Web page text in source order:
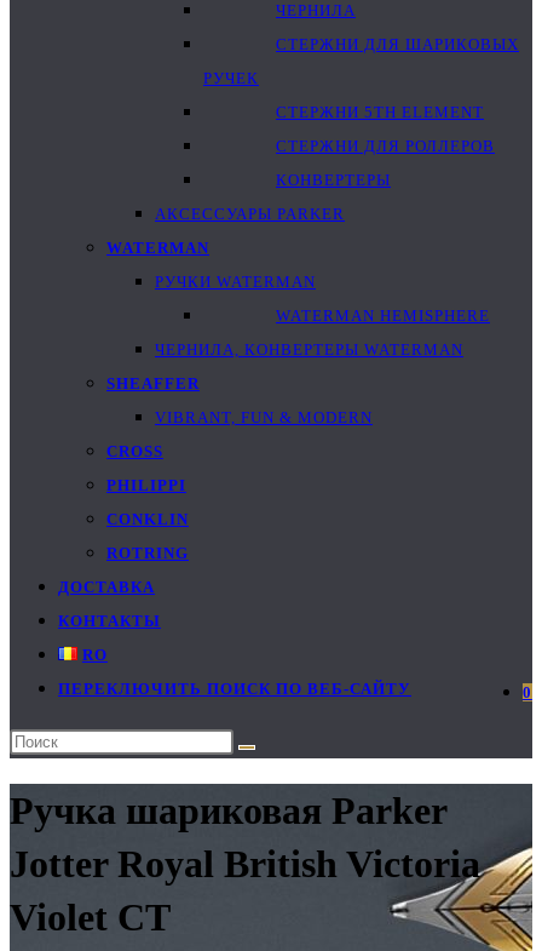
ЧЕРНИЛА
СТЕРЖНИ ДЛЯ ШАРИКОВЫХ
РУЧЕК
СТЕРЖНИ 5TH ELEMENT
СТЕРЖНИ ДЛЯ РОЛЛЕРОВ
КОНВЕРТЕРЫ
АКСЕССУАРЫ PARKER
WATERMAN
РУЧКИ WATERMAN
WATERMAN HEMISPHERE
ЧЕРНИЛА, КОНВЕРТЕРЫ WATERMAN
SHEAFFER
VIBRANT, FUN & MODERN
CROSS
PHILIPPI
CONKLIN
ROTRING
ДОСТАВКА
КОНТАКТЫ
RO
0
ПЕРЕКЛЮЧИТЬ ПОИСК ПО ВЕБ-САЙТУ
Ручка шариковая Parker
Jotter Royal British Victoria
Violet CT